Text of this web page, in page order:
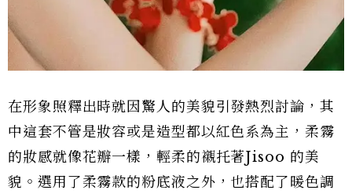
在形象照釋出時就因驚人的美貌引發熱烈討論，其
中這套不管是妝容或是造型都以紅色系為主，柔霧
的妝感就像花瓣一樣，輕柔的襯托著Jisoo 的美
貌。選用了柔霧款的粉底液之外，也搭配了暖色調